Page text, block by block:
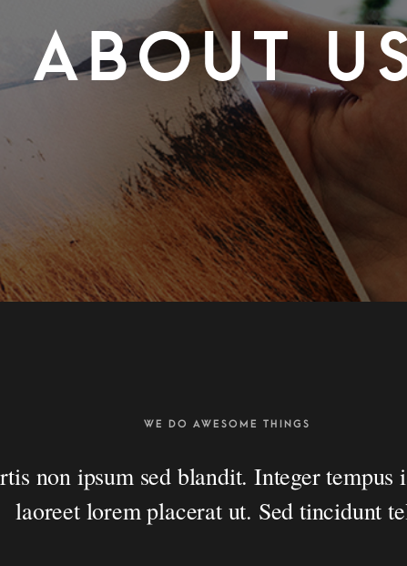
ABOUT
WE DO AWESOME THINGS
non ipsum sed blandit. Integer tempus
laoreet lorem placerat ut. Sed tincidunt